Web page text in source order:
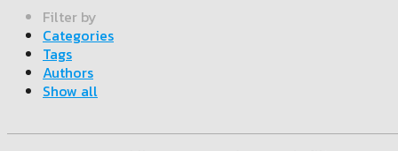
Filter by
Categories
Tags
Authors
Show all